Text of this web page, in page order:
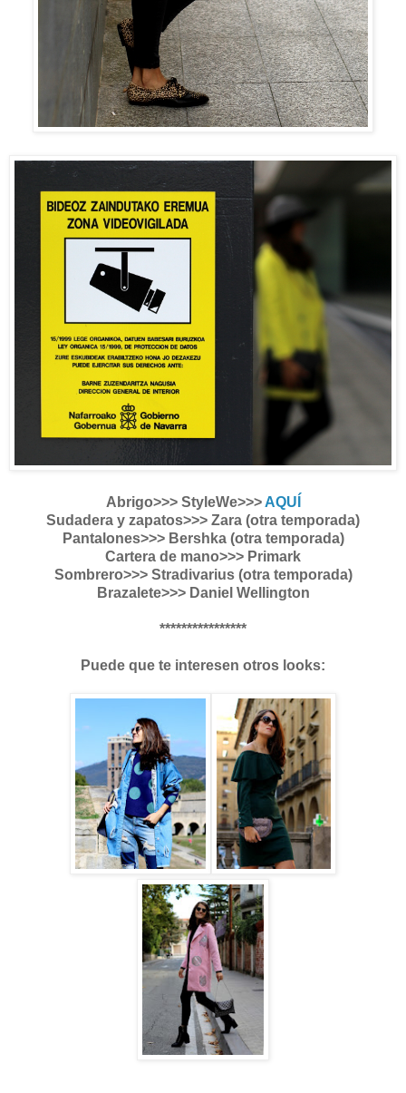
Abrigo>>> StyleWe>>> AQUÍ
Sudadera y zapatos>>> Zara (otra temporada)
Pantalones>>> Bershka (otra temporada)
Cartera de mano>>> Primark
Sombrero>>> Stradivarius (otra temporada)
Brazalete>>> Daniel Wellington
****************
Puede que te interesen otros looks: